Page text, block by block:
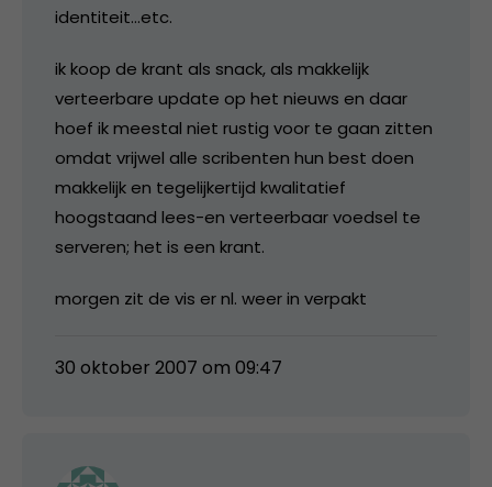
identiteit…etc.
ik koop de krant als snack, als makkelijk
verteerbare update op het nieuws en daar
hoef ik meestal niet rustig voor te gaan zitten
omdat vrijwel alle scribenten hun best doen
makkelijk en tegelijkertijd kwalitatief
hoogstaand lees-en verteerbaar voedsel te
serveren; het is een krant.
morgen zit de vis er nl. weer in verpakt
30 oktober 2007 om 09:47